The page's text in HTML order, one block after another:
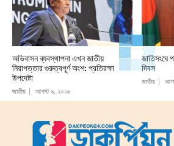
অভিবাসন ব্যবস্থাপনা এখন জাতীয়
নিরাপত্তার গুরুত্বপূর্ণ অংশ: প্রতিরক্ষা
উপদেষ্টা
জাতীয় আগস্ট ৬, ২০২৬
জাতিসংঘে
দিবস
জাতীয়